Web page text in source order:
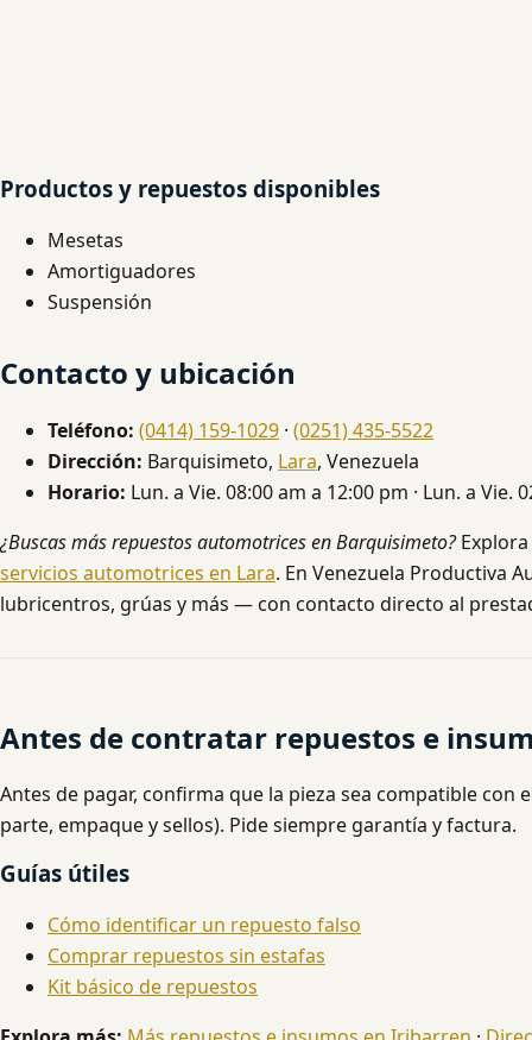
Productos y repuestos disponibles
Mesetas
Amortiguadores
Suspensión
Contacto y ubicación
Teléfono: (0414) 159-1029 · (0251) 435-5522
Dirección: Barquisimeto, Lara, Venezuela
Horario: Lun. a Vie. 08:00 am a 12:00 pm · Lun. a Vie.
¿Buscas más repuestos automotrices en Barquisimeto?Explora
servicios automotrices en Lara. En Venezuela Productiva
lubricentros, grúas y más — con contacto directo al
Antes de contratar repuestos e
Antes de pagar, confirma que la pieza sea compatible
parte, empaque y sellos). Pide siempre garantía y factura.
Guías útiles
Cómo identificar un repuesto falso
Comprar repuestos sin estafas
Kit básico de repuestos